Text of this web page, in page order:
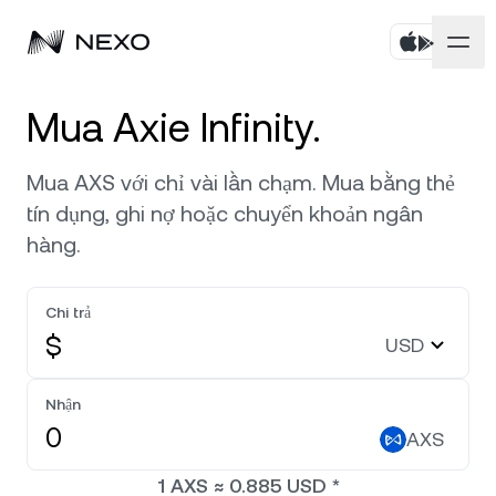
Mua tài sản
Flexible Savings
Dual Investment
Exchange
Credit Line
Zero-interest Credit
Tài khoản doanh nghiệp
Môi giới chính
Nhãn trắng
Nexo Ventures
Cổng thanh toán
Thị trường
Thị trường tăng
Bitcoin BTC 0,96%
0,49%
Công ty
Giới thiệu
Bảo mật
Đối tác
Mua Axie Infinity.
Mua AXS với chỉ vài lần chạm. Mua bằng thẻ
tín dụng, ghi nợ hoặc chuyển khoản ngân
hàng.
Chi trả
$ USD
Nhận
AXS
1 AXS ≈ 0.885 USD *